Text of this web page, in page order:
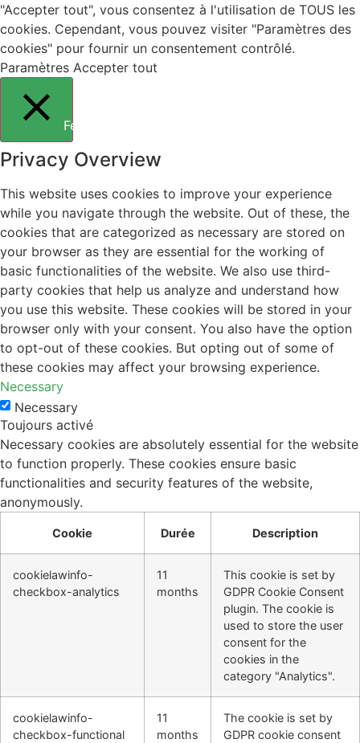
"Accepter tout", vous consentez à l'utilisation de TOUS les
cookies. Cependant, vous pouvez visiter "Paramètres des
cookies" pour fournir un consentement contrôlé.
Paramètres Accepter tout
Fermer
Privacy Overview
This website uses cookies to improve your experience
while you navigate through the website. Out of these, the
cookies that are categorized as necessary are stored on
your browser as they are essential for the working of
basic functionalities of the website. We also use third-
party cookies that help us analyze and understand how
you use this website. These cookies will be stored in your
browser only with your consent. You also have the option
to opt-out of these cookies. But opting out of some of
these cookies may affect your browsing experience.
Necessary
Necessary
Toujours activé
Necessary cookies are absolutely essential for the website
to function properly. These cookies ensure basic
functionalities and security features of the website,
anonymously.
Cookie Durée Description
cookielawinfo-
checkbox-analytics
11
months
This cookie is set by
GDPR Cookie Consent
plugin. The cookie is
used to store the user
consent for the
cookies in the
category "Analytics".
cookielawinfo-
checkbox-functional
11
months
The cookie is set by
GDPR cookie consent